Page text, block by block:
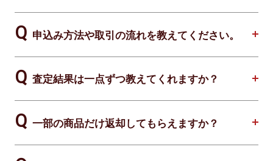
申込み方法や取引の流れを教えてください。
査定結果は一点ずつ教えてくれますか？
一部の商品だけ返却してもらえますか？